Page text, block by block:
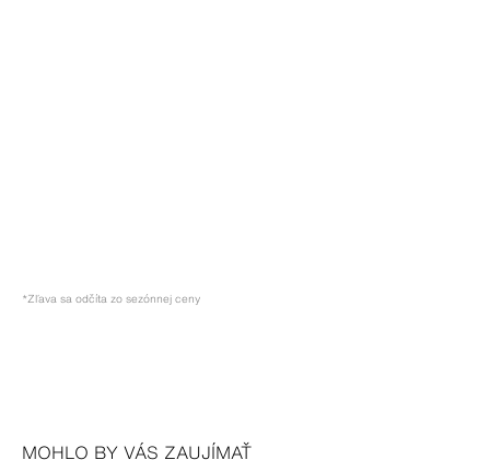
*Zľava sa odčíta zo sezónnej ceny
MOHLO BY VÁS ZAUJÍMAŤ